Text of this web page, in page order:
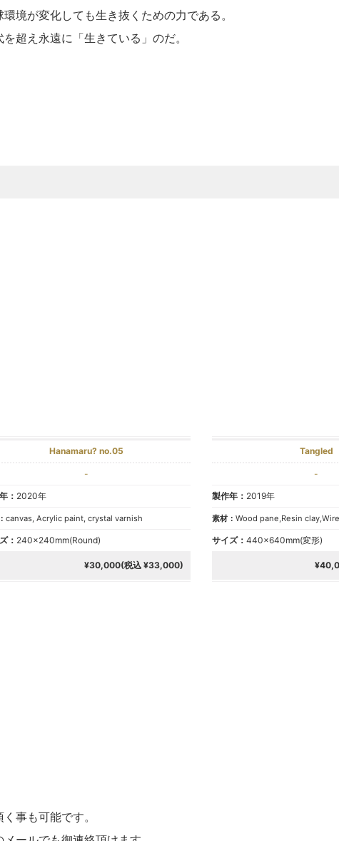
境が変化しても生き抜くための力である。
超え永遠に「生きている」のだ。
Hanamaru? no.05
-
： 2020年
canvas, Acrylic paint, crystal varnish
： 240×240mm(Round)
¥30,000(税込 ¥33,000)
Tangled
-
製作年： 2019年
素材：Wood pane,Resin
サイズ：440×640mm(変形)
事も可能です。